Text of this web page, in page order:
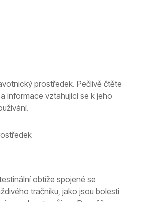
prostředek. Pečlivě čtěte
informace vztahující se k jeho
obtíže spojené se
tračníku, jako jsou bolesti